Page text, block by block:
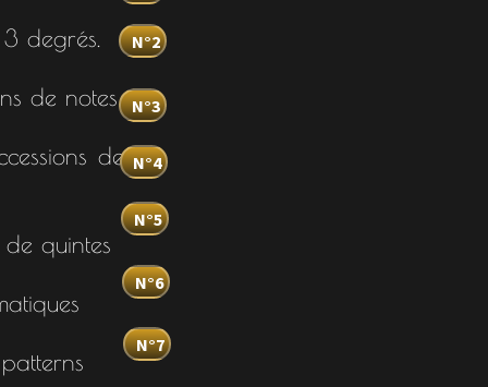
degrés.
notes
de
N°2
N°3
N°4
N°5
N°6
N°7